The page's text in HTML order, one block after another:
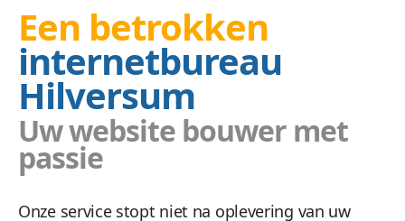
Een betrokken
internetbureau
Hilversum
Uw website bouwer met
passie
Onze service stopt niet na oplevering van uw